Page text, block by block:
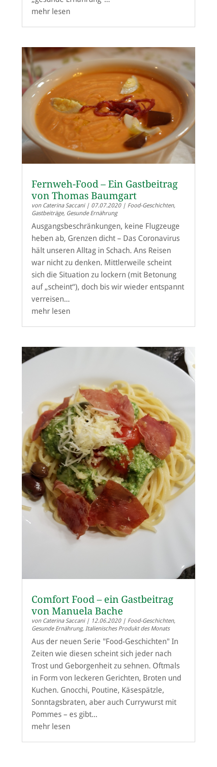
mehr lesen
Fernweh-Food – Ein Gastbeitrag
von Thomas Baumgart
von Caterina Saccani| 07.07.2020| Food-Geschichten,
Gastbeiträge, Gesunde Ernährung
Ausgangsbeschränkungen, keine Flugzeuge
heben ab, Grenzen dicht – Das Coronavirus
hält unseren Alltag in Schach. Ans Reisen
war nicht zu denken. Mittlerweile scheint
sich die Situation zu lockern (mit Betonung
auf „scheint“), doch bis wir wieder entspannt
verreisen...
mehr lesen
Comfort Food – ein Gastbeitrag
von Manuela Bache
von Caterina Saccani| 12.06.2020| Food-Geschichten,
Gesunde Ernährung, Italienisches Produkt des Monats
Aus der neuen Serie "Food-Geschichten" In
Zeiten wie diesen scheint sich jeder nach
Trost und Geborgenheit zu sehnen. Oftmals
in Form von leckeren Gerichten, Broten und
Kuchen. Gnocchi, Poutine, Käsespätzle,
Sonntagsbraten, aber auch Currywurst mit
Pommes – es gibt...
mehr lesen